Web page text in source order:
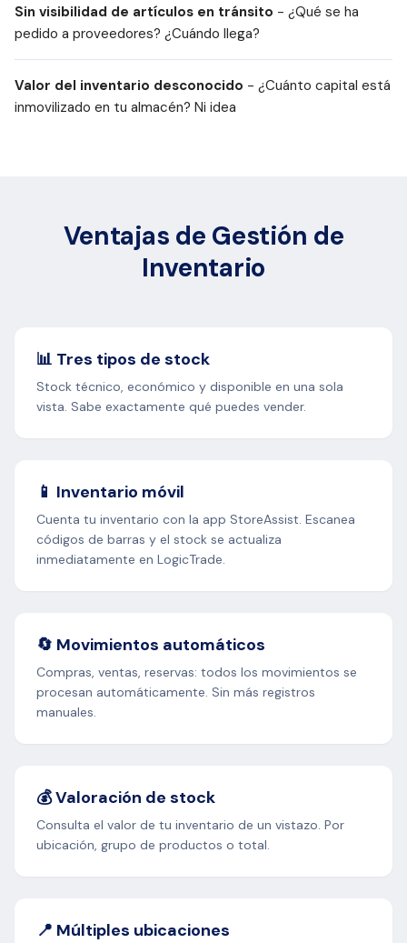
Sin visibilidad de artículos en tránsito - ¿Qué se ha
pedido a proveedores? ¿Cuándo llega?
Valor del inventario desconocido - ¿Cuánto capital está
inmovilizado en tu almacén? Ni idea
Ventajas de Gestión de
Inventario
📊 Tres tipos de stock
Stock técnico, económico y disponible en una sola
vista. Sabe exactamente qué puedes vender.
📱 Inventario móvil
Cuenta tu inventario con la app StoreAssist. Escanea
códigos de barras y el stock se actualiza
inmediatamente en LogicTrade.
🔄 Movimientos automáticos
Compras, ventas, reservas: todos los movimientos se
procesan automáticamente. Sin más registros
manuales.
💰 Valoración de stock
Consulta el valor de tu inventario de un vistazo. Por
ubicación, grupo de productos o total.
📍 Múltiples ubicaciones